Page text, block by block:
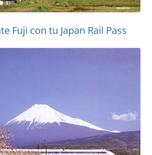
Fuji con tu Japan Rail Pass